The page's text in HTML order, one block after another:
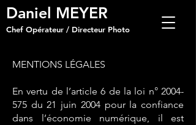
Daniel MEYER
Chef Opérateur / Directeur Photo
MENTIONS LÉGALES
En vertu de l’article 6 de la loi n° 2004-
575 du 21 juin 2004 pour la confiance
dans l’économie numérique, il est